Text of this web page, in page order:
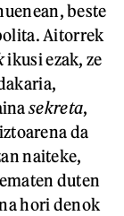
beste
Aitorrek
ikusi ezak, ze
sekreta,
da
naiteke,
duten
hori denok